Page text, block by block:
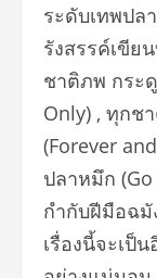
ระดับเทพปล
รังสรรค์เขีย
ชาติภพ กระ
Only) , ทุกช
(Forever
ปลาหมึก
กำกับฝีมือฉมั
เรื่องนี้จะเป็